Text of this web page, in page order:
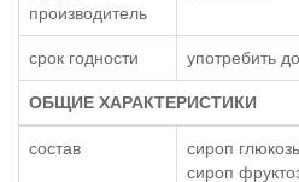
производитель
срок годности употребить
ОБЩИЕ ХАРАКТЕРИСТИКИ
состав
сироп
сироп